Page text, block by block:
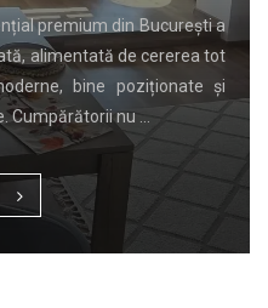
premium din București a
alimentată de cererea tot
bine poziționate și
Cumpărătorii nu …